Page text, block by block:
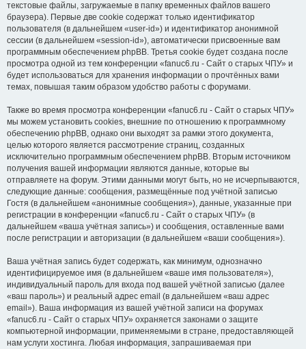
текстовые файлы, загружаемые в папку временных файлов вашего
браузера). Первые две cookie содержат только идентификатор
пользователя (в дальнейшем «user-id») и идентификатор анонимной
сессии (в дальнейшем «session-id»), автоматически присвоенные вам
программным обеспечением phpBB. Третья cookie будет создана после
просмотра одной из тем конференции «fanuc6.ru - Сайт о старых ЧПУ» и
будет использоваться для хранения информации о прочтённых вами
темах, повышая таким образом удобство работы с форумами.
Также во время просмотра конференции «fanuc6.ru - Сайт о старых ЧПУ»
мы можем установить cookies, внешние по отношению к программному
обеспечению phpBB, однако они выходят за рамки этого документа,
целью которого является рассмотрение страниц, созданных
исключительно программным обеспечением phpBB. Вторым источником
получения вашей информации являются данные, которые вы
отправляете на форум. Этими данными могут быть, но не исчерпываются,
следующие данные: сообщения, размещённые под учётной записью
Гостя (в дальнейшем «анонимные сообщения»), данные, указанные при
регистрации в конференции «fanuc6.ru - Сайт о старых ЧПУ» (в
дальнейшем «ваша учётная запись») и сообщения, оставленные вами
после регистрации и авторизации (в дальнейшем «ваши сообщения»).
Ваша учётная запись будет содержать, как минимум, однозначно
идентифицируемое имя (в дальнейшем «ваше имя пользователя»),
индивидуальный пароль для входа под вашей учётной записью (далее
«ваш пароль») и реальный адрес email (в дальнейшем «ваш адрес
email»). Ваша информация из вашей учётной записи на форумах
«fanuc6.ru - Сайт о старых ЧПУ» охраняется законами о защите
компьютерной информации, применяемыми в стране, предоставляющей
нам услуги хостинга. Любая информация, запрашиваемая при